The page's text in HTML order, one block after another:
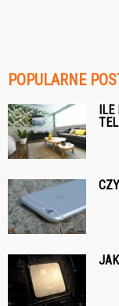
POPULARNE